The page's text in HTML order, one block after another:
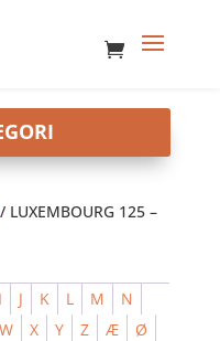
LUXEMBOURG 125 –
I J K L M
N
W X Y Z Æ
Ø